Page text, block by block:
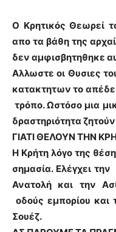
O Κρητικός Θεωρεί
απο τα βάθη της
δεν αμφισβητηθηκε
Αλλωστε οι Θυσιες
κατακτητων το
τρόπο. Ωστόσο μια
δραστηριότητα
ΓΙΑΤΙ ΘΕΛΟΥΝ ΤΗΝ
Η Κρήτη λόγο της
σημασία. Ελέγχει
Ανατολή και την
οδούς εμπορίου και
Σουέζ.